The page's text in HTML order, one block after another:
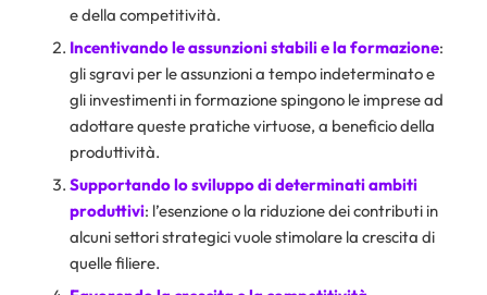
e della competitività.
Incentivando le assunzioni stabili e la formazione:
gli sgravi per le assunzioni a tempo indeterminato e
gli investimenti in formazione spingono le imprese ad
adottare queste pratiche virtuose, a beneficio della
produttività.
Supportando lo sviluppo di determinati ambiti
produttivi: l’esenzione o la riduzione dei contributi in
alcuni settori strategici vuole stimolare la crescita di
quelle filiere.